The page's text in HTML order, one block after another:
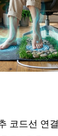
코드선 연결